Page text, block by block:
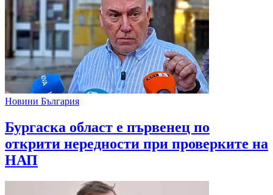
Новини България
Бургаска област е първенец по
открити нередности при проверките на
НАП